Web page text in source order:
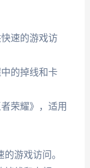
速的游戏访
的掉线和卡
荣耀》，适用
游戏访问。